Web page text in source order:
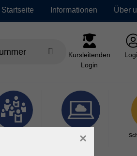
Startseite Informationen Über
Kursleitenden
Login
Digitales
Lernen
×